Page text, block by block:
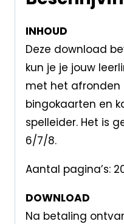
INHOUD
Deze download
kun je je jouw
met het afronden
bingokaarten en
spelleider. Het is
6/7/8.
Aantal pagina’s:
DOWNLOAD
Na betaling